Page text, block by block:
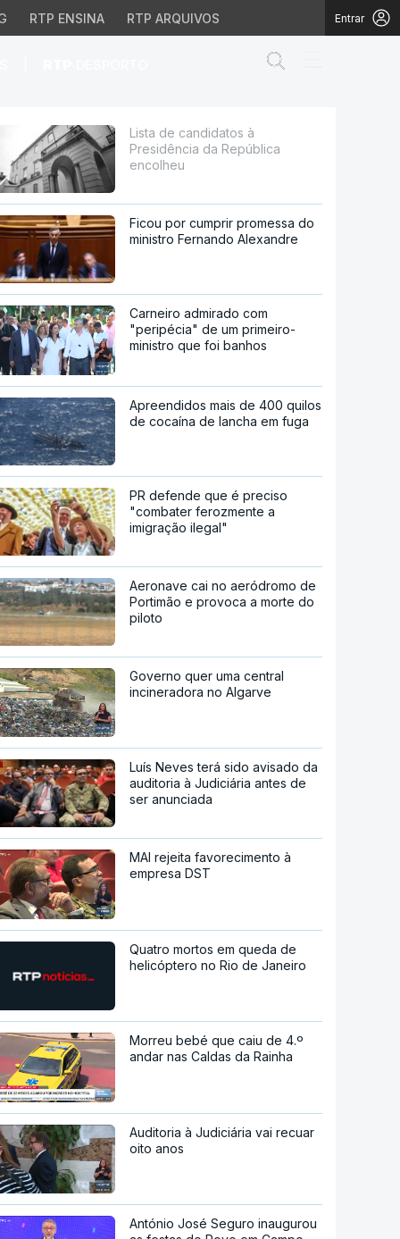
RTP ENSINA RTP ARQUIVOS Entrar
encolheu
Lista de candidatos à
Presidência da República
encolheu
Ficou por cumprir promessa do
ministro Fernando Alexandre
Carneiro admirado com
"peripécia" de um primeiro-
ministro que foi banhos
Apreendidos mais de 400 quilos
de cocaína de lancha em fuga
PR defende que é preciso
"combater ferozmente a
imigração ilegal"
Aeronave cai no aeródromo de
Portimão e provoca a morte do
piloto
Governo quer uma central
incineradora no Algarve
Luís Neves terá sido avisado da
auditoria à Judiciária antes de
ser anunciada
MAI rejeita favorecimento à
empresa DST
Quatro mortos em queda de
helicóptero no Rio de Janeiro
Morreu bebé que caiu de 4.º
andar nas Caldas da Rainha
Auditoria à Judiciária vai recuar
oito anos
António José Seguro inaugurou